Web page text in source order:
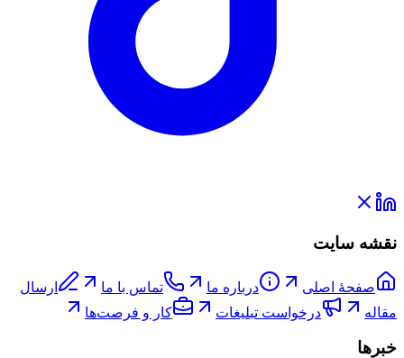
نقشه سایت
صفحۀ اصلی درباره ما تماس با ما
ارسال
مقاله
درخواست تبلیغات کار و فرصت‌ها
خبرها